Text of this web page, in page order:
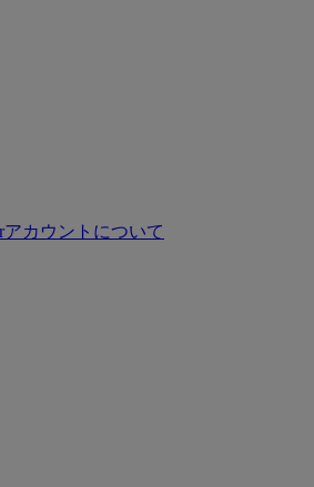
アカウントについて